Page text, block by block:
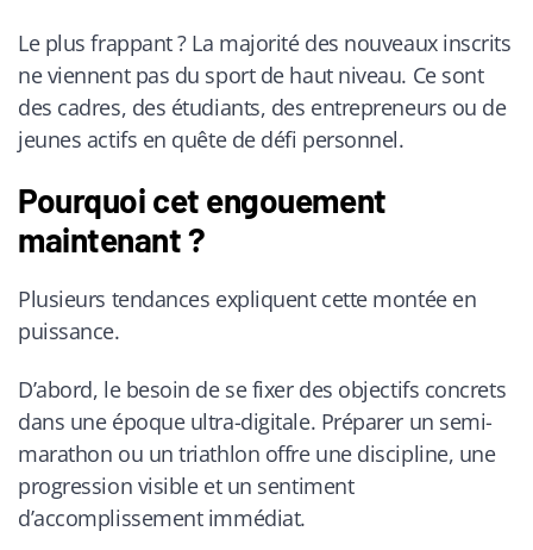
Le plus frappant ? La majorité des nouveaux inscrits
ne viennent pas du sport de haut niveau. Ce sont
des cadres, des étudiants, des entrepreneurs ou de
jeunes actifs en quête de défi personnel.
Pourquoi cet engouement
maintenant ?
Plusieurs tendances expliquent cette montée en
puissance.
D’abord, le besoin de se fixer des objectifs concrets
dans une époque ultra-digitale. Préparer un semi-
marathon ou un triathlon offre une discipline, une
progression visible et un sentiment
d’accomplissement immédiat.